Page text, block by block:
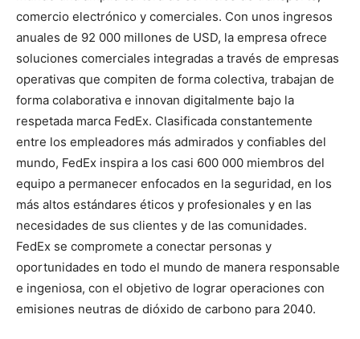
comercio electrónico y comerciales. Con unos ingresos
anuales de 92 000 millones de USD, la empresa ofrece
soluciones comerciales integradas a través de empresas
operativas que compiten de forma colectiva, trabajan de
forma colaborativa e innovan digitalmente bajo la
respetada marca FedEx. Clasificada constantemente
entre los empleadores más admirados y confiables del
mundo, FedEx inspira a los casi 600 000 miembros del
equipo a permanecer enfocados en la seguridad, en los
más altos estándares éticos y profesionales y en las
necesidades de sus clientes y de las comunidades.
FedEx se compromete a conectar personas y
oportunidades en todo el mundo de manera responsable
e ingeniosa, con el objetivo de lograr operaciones con
emisiones neutras de dióxido de carbono para 2040.